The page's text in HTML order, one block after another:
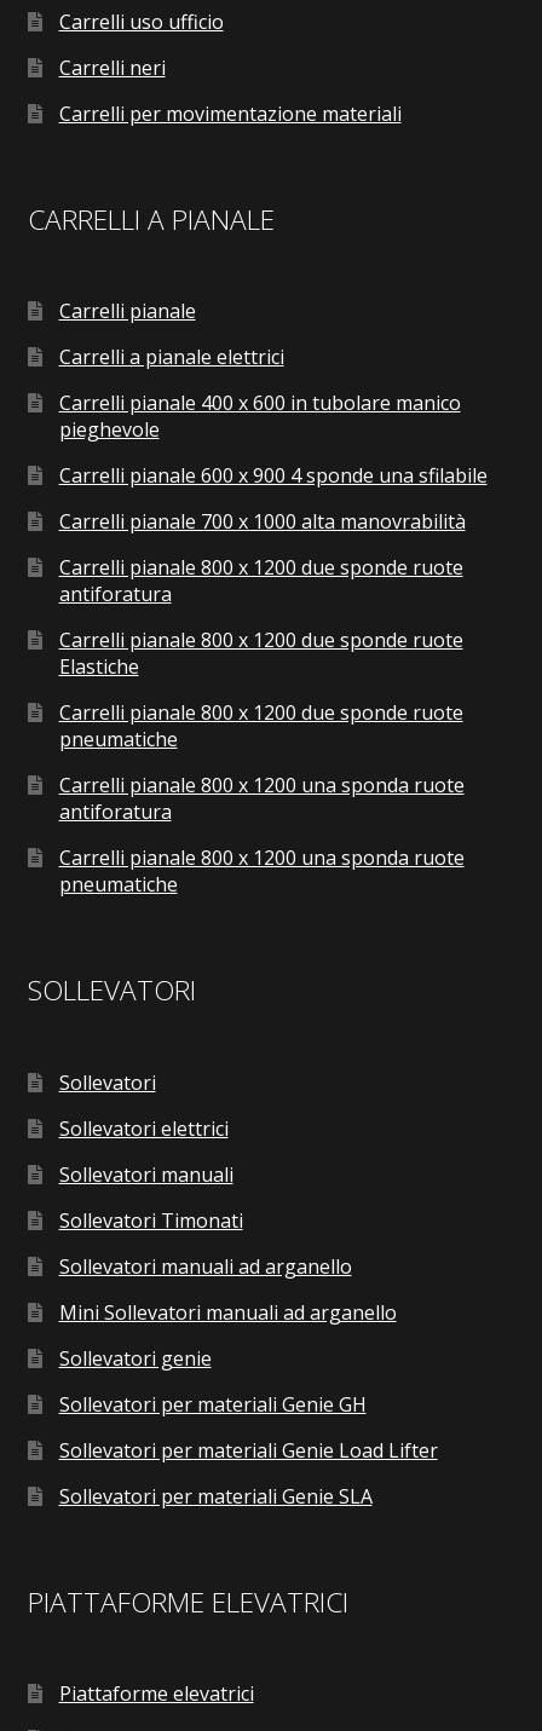
Carrelli uso ufficio
Carrelli neri
Carrelli per movimentazione materiali
CARRELLI A PIANALE
Carrelli pianale
Carrelli a pianale elettrici
Carrelli pianale 400 x 600 in tubolare manico
pieghevole
Carrelli pianale 600 x 900 4 sponde una sfilabile
Carrelli pianale 700 x 1000 alta manovrabilità
Carrelli pianale 800 x 1200 due sponde ruote
antiforatura
Carrelli pianale 800 x 1200 due sponde ruote
Elastiche
Carrelli pianale 800 x 1200 due sponde ruote
pneumatiche
Carrelli pianale 800 x 1200 una sponda ruote
antiforatura
Carrelli pianale 800 x 1200 una sponda ruote
pneumatiche
SOLLEVATORI
Sollevatori
Sollevatori elettrici
Sollevatori manuali
Sollevatori Timonati
Sollevatori manuali ad arganello
Mini Sollevatori manuali ad arganello
Sollevatori genie
Sollevatori per materiali Genie GH
Sollevatori per materiali Genie Load Lifter
Sollevatori per materiali Genie SLA
PIATTAFORME ELEVATRICI
Piattaforme elevatrici